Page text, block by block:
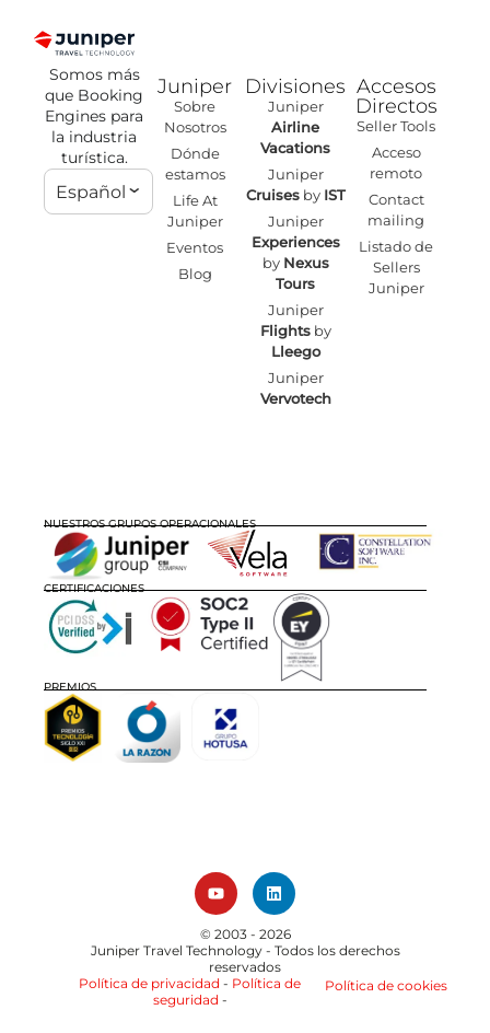
Somos más
que Booking
Engines para
la industria
turística.
Español
Juniper
Sobre
Nosotros
Dónde
estamos
Life At
Juniper
Eventos
Blog
Divisiones
Juniper
Airline
Vacations
Juniper
Cruisesby IST
Juniper
Experiences
by Nexus
Tours
Juniper
Flightsby
Lleego
Juniper
Vervotech
Accesos
Directos
Seller Tools
Acceso
remoto
Contact
mailing
Listado de
Sellers
Juniper
NUESTROS GRUPOS OPERACIONALES
CERTIFICACIONES
PREMIOS
© 2003 - 2026
Juniper Travel Technology- Todos los derechos
reservados
Política de privacidad - Política de
seguridad -
Política de cookies